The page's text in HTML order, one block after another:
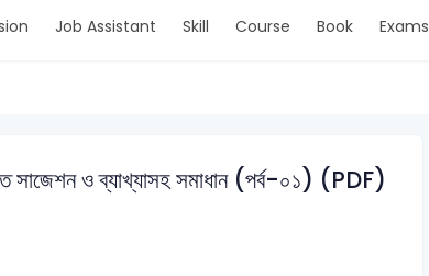
Job Assistant Skill Course Book Exams
সাজেশন ও ব্যাখ্যাসহ সমাধান (পর্ব-০১) (PDF)